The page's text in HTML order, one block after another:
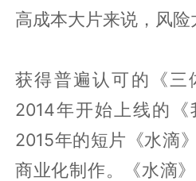
高成本大片来说，风险
获得普遍认可的《三
2014年开始上线的
2015年的短片《水滴
商业化制作。《水滴